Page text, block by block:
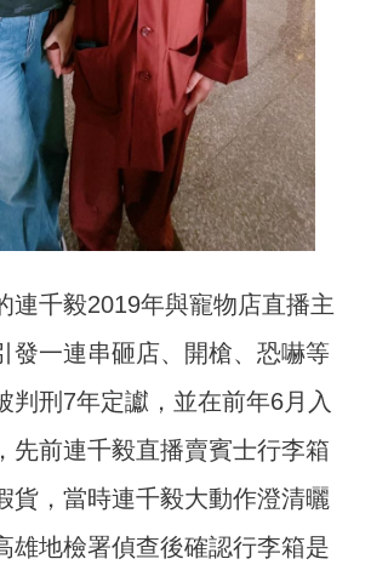
連千毅2019年與寵物店直播主
發一連串砸店、開槍、恐嚇等
判刑7年定讞，並在前年6月入
先前連千毅直播賣賓士行李箱
貨，當時連千毅大動作澄清曬
雄地檢署偵查後確認行李箱是